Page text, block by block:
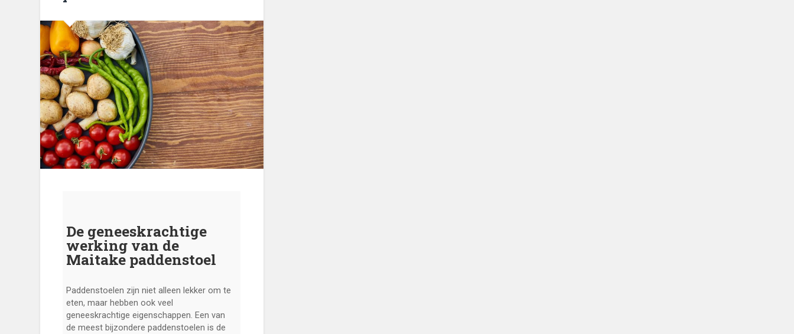
De geneeskrachtige
werking van de
Maitake paddenstoel
Paddenstoelen zijn niet alleen lekker om te
eten, maar hebben ook veel
geneeskrachtige eigenschappen. Een van
de meest bijzondere paddenstoelen is de